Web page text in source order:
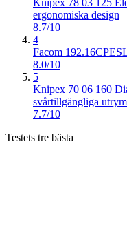
ergonomiska design
8.7/10
4
Facom
8.0/10
5
Knipex 70 06 160
svårtillgängliga
7.7/10
Testets tre bästa